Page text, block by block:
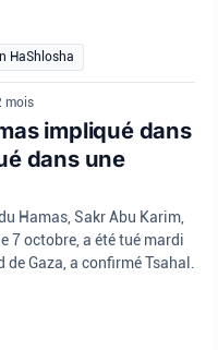
HaShlosha
mois
impliqué dans
dans une
Hamas, Sakr Abu Karim,
7 octobre, a été tué mardi
Gaza, a confirmé Tsahal.